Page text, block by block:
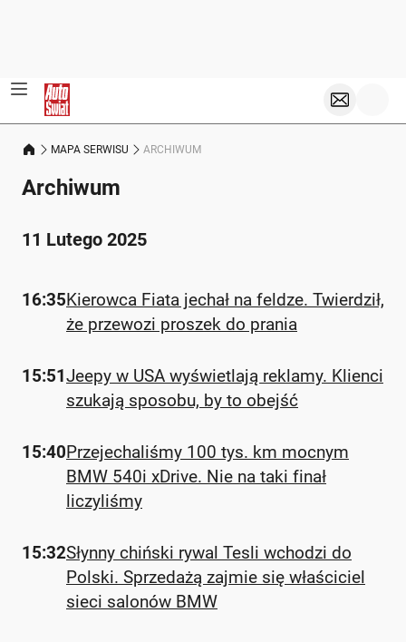
MAPA SERWISU ARCHIWUM
Archiwum
11 Lutego 2025
16:35Kierowca Fiata jechał na feldze. Twierdził,
że przewozi proszek do prania
15:51Jeepy w USA wyświetlają reklamy. Klienci
szukają sposobu, by to obejść
15:40Przejechaliśmy 100 tys. km mocnym
BMW 540i xDrive. Nie na taki finał
liczyliśmy
15:32Słynny chiński rywal Tesli wchodzi do
Polski. Sprzedażą zajmie się właściciel
sieci salonów BMW